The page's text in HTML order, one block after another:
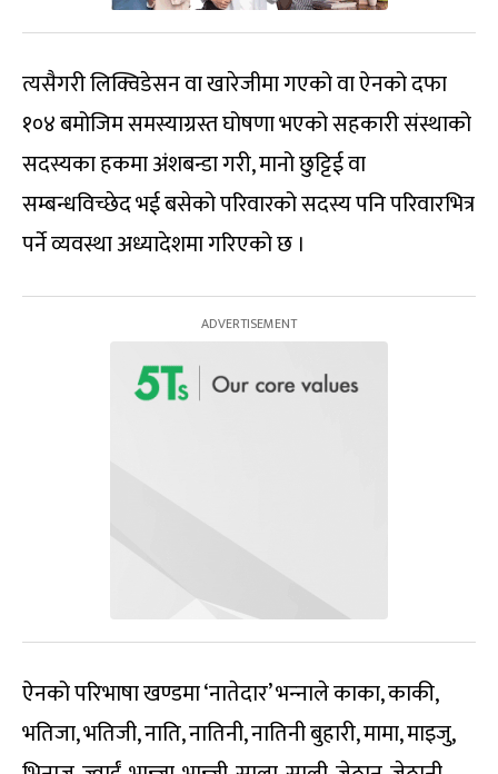
त्यसैगरी लिक्विडेसन वा खारेजीमा गएको वा ऐनको दफा
१०४ बमोजिम समस्याग्रस्त घोषणा भएको सहकारी संस्थाको
सदस्यका हकमा अंशबन्डा गरी, मानो छुट्टिई वा
सम्बन्धविच्छेद भई बसेको परिवारको सदस्य पनि परिवारभित्र
पर्ने व्यवस्था अध्यादेशमा गरिएको छ ।
ऐनको परिभाषा खण्डमा ‘नातेदार’ भन्‍नाले काका, काकी,
भतिजा, भतिजी, नाति, नातिनी, नातिनी बुहारी, मामा, माइजु,